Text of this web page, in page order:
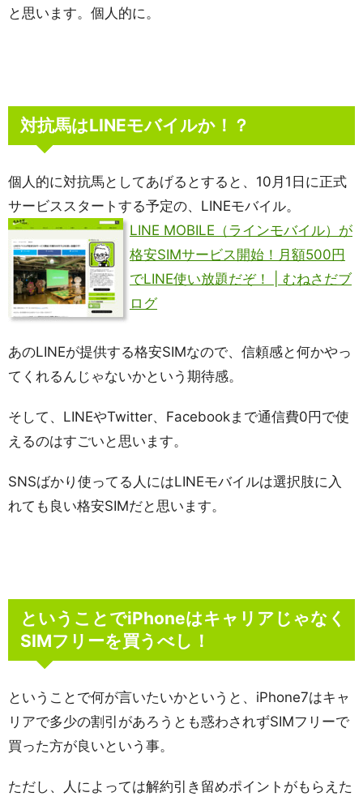
と思います。個人的に。
対抗馬はLINEモバイルか！？
個人的に対抗馬としてあげるとすると、10月1日に正式
サービススタートする予定の、LINEモバイル。
LINE MOBILE（ラインモバイル）が
格安SIMサービス開始！月額500円
でLINE使い放題だぞ！ | むねさだブ
ログ
あのLINEが提供する格安SIMなので、信頼感と何かやっ
てくれるんじゃないかという期待感。
そして、LINEやTwitter、Facebookまで通信費0円で使
えるのはすごいと思います。
SNSばかり使ってる人にはLINEモバイルは選択肢に入
れても良い格安SIMだと思います。
ということでiPhoneはキャリアじゃなく
SIMフリーを買うべし！
ということで何が言いたいかというと、iPhone7はキャ
リアで多少の割引があろうとも惑わされずSIMフリーで
買った方が良いという事。
ただし、人によっては解約引き留めポイントがもらえた